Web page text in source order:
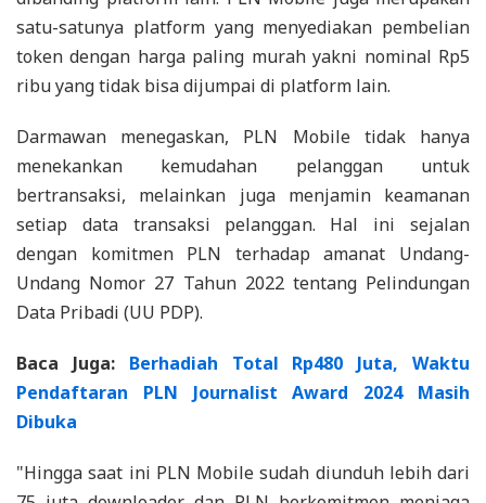
satu-satunya platform yang menyediakan pembelian
token dengan harga paling murah yakni nominal Rp5
ribu yang tidak bisa dijumpai di platform lain.
Darmawan menegaskan, PLN Mobile tidak hanya
menekankan kemudahan pelanggan untuk
bertransaksi, melainkan juga menjamin keamanan
setiap data transaksi pelanggan. Hal ini sejalan
dengan komitmen PLN terhadap amanat Undang-
Undang Nomor 27 Tahun 2022 tentang Pelindungan
Data Pribadi (UU PDP).
Baca Juga: Berhadiah Total Rp480 Juta, Waktu
Pendaftaran PLN Journalist Award 2024 Masih
Dibuka
"Hingga saat ini PLN Mobile sudah diunduh lebih dari